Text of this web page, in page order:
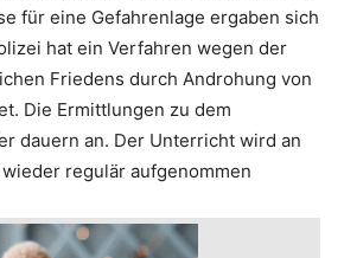
für eine Gefahrenlage ergaben sich
hat ein Verfahren wegen der
Friedens durch Androhung von
Die Ermittlungen zu dem
dauern an. Der Unterricht wird an
regulär aufgenommen